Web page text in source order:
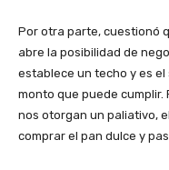
Por otra parte, cuestionó
abre la posibilidad de
establece un techo y es
monto que puede cumplir.
nos otorgan un paliativo,
comprar el pan dulce y